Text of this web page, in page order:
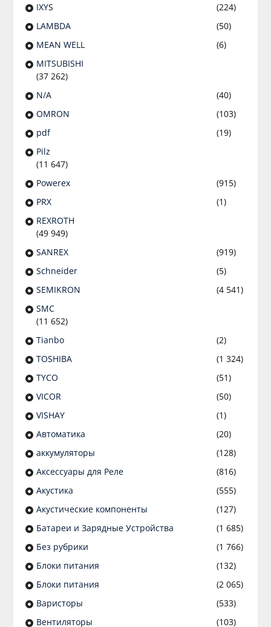
IXYS
(224)
LAMBDA
(50)
MEAN WELL
(6)
MITSUBISHI
(37 262)
N/A
(40)
OMRON
(103)
pdf
(19)
Pilz
(11 647)
Powerex
(915)
PRX
(1)
REXROTH
(49 949)
SANREX
(919)
Schneider
(5)
SEMIKRON
(4 541)
SMC
(11 652)
Tianbo
(2)
TOSHIBA
(1 324)
TYCO
(51)
VICOR
(50)
VISHAY
(1)
Автоматика
(20)
аккумуляторы
(128)
Аксессуары для Реле
(816)
Акустика
(555)
Акустические компоненты
(127)
Батареи и Зарядные Устройства
(1 685)
Без рубрики
(1 766)
Блоки питания
(132)
Блоки питания
(2 065)
Варисторы
(533)
Вентиляторы
(103)